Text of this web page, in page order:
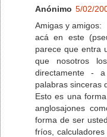
Anónimo 5/02/
Amigas y amigos:
acá en este
parece que entra
que nosotros
directamente -
palabras sinceras
Esto es una
anglosajones
forma de ser
fríos,